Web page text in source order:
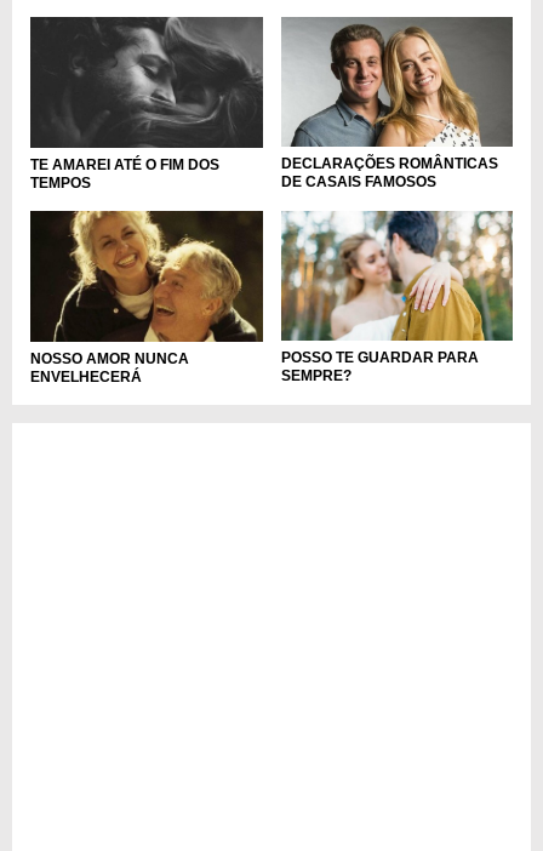
TE AMAREI ATÉ O FIM DOS
TEMPOS
DECLARAÇÕES ROMÂNTICAS
DE CASAIS FAMOSOS
NOSSO AMOR NUNCA
ENVELHECERÁ
POSSO TE GUARDAR PARA
SEMPRE?